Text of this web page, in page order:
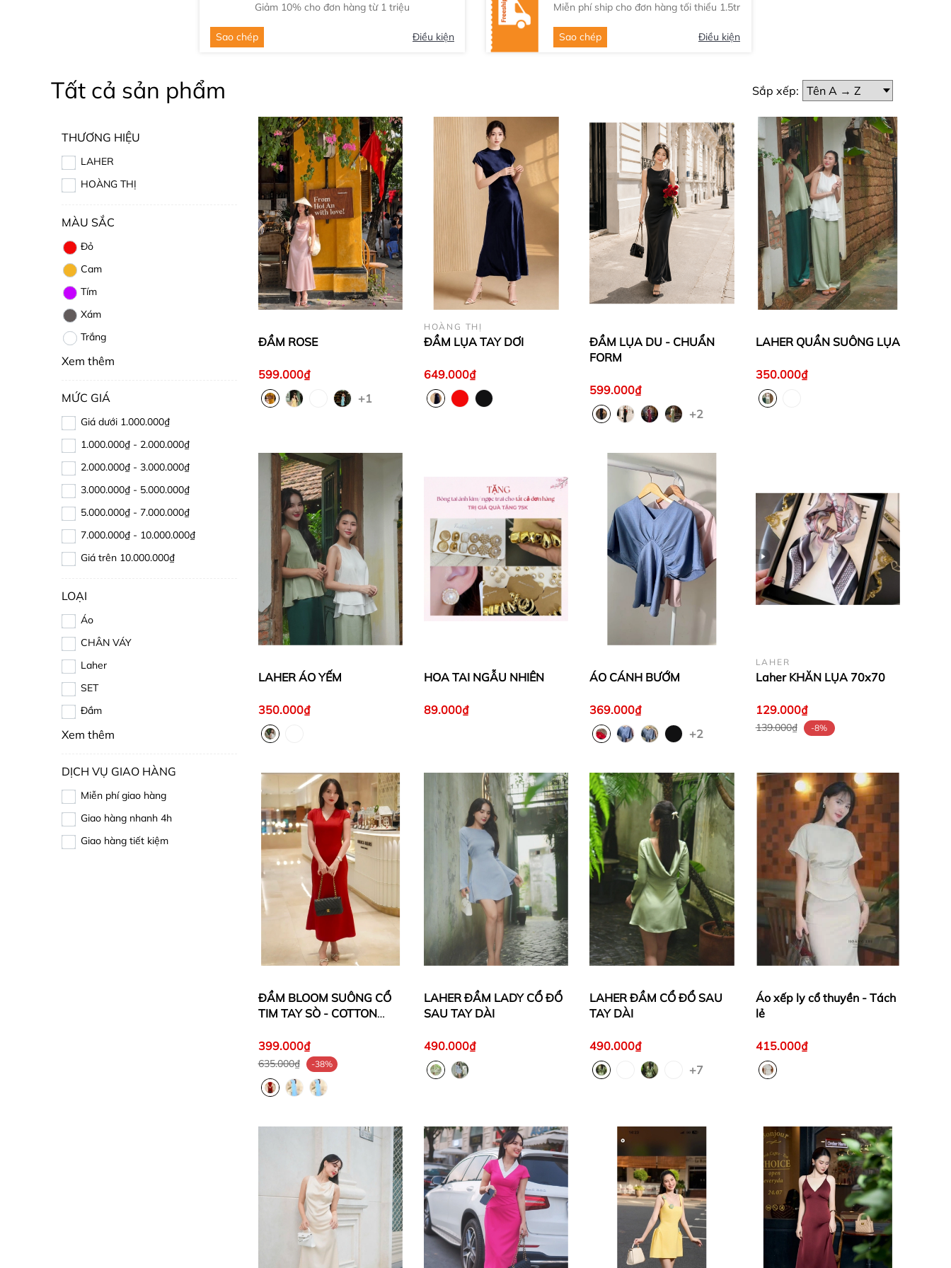
Giảm 10% cho đơn hàng từ 1 triệu
Sao chép Điều kiện
Miễn phí ship cho đơn hàng tối thiểu 1.5tr
Sao chép Điều kiện
Tất cả sản phẩm Sắp xếp:
THƯƠNG HIỆU
LAHER
HOÀNG THỊ
MÀU SẮC
Đỏ
Cam
Tím
Xám
Trắng
Xem thêm
MỨC GIÁ
Giá dưới 1.000.000₫
1.000.000₫ - 2.000.000₫
2.000.000₫ - 3.000.000₫
3.000.000₫ - 5.000.000₫
5.000.000₫ - 7.000.000₫
7.000.000₫ - 10.000.000₫
Giá trên 10.000.000₫
LOẠI
Áo
CHÂN VÁY
Laher
SET
Đầm
Xem thêm
DỊCH VỤ GIAO HÀNG
Miễn phí giao hàng
Giao hàng nhanh 4h
Giao hàng tiết kiệm
ĐẦM ROSE
599.000₫
+1
HOÀNG THỊ
ĐẦM LỤA TAY DƠI
649.000₫
ĐẦM LỤA DU - CHUẨN
FORM
599.000₫
+2
LAHER QUẦN SUÔNG LỤA
350.000₫
LAHER ÁO YẾM
350.000₫
HOA TAI NGẪU NHIÊN
89.000₫
ÁO CÁNH BƯỚM
369.000₫
+2
LAHER
Laher KHĂN LỤA 70x70
129.000₫
139.000₫ -8%
ĐẦM BLOOM SUÔNG CỔ
TIM TAY SÒ - COTTON
399.000₫
635.000₫ -38%
LAHER ĐẦM LADY CỔ ĐỔ
SAU TAY DÀI
490.000₫
LAHER ĐẦM CỔ ĐỔ SAU
TAY DÀI
490.000₫
+7
Áo xếp ly cổ thuyền - Tách
lẻ
415.000₫